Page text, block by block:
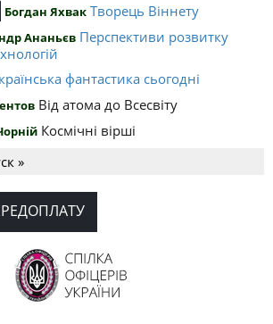
Богдан Яхвак Творець Віннету
Ананьєв Перспективи розвитку
фантастика сьогодні
Від атома до Всесвіту
Космічні вірші
»